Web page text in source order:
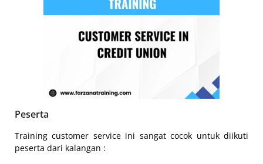
Peserta
Training customer service ini sangat cocok untuk diikuti
peserta dari kalangan :